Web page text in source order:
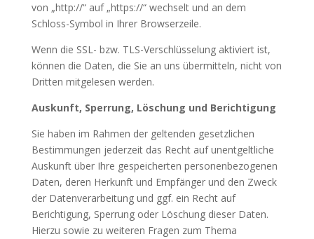
von „http://“ auf „https://“ wechselt und an dem
Schloss-Symbol in Ihrer Browserzeile.
Wenn die SSL- bzw. TLS-Verschlüsselung aktiviert ist,
können die Daten, die Sie an uns übermitteln, nicht von
Dritten mitgelesen werden.
Auskunft, Sperrung, Löschung und Berichtigung
Sie haben im Rahmen der geltenden gesetzlichen
Bestimmungen jederzeit das Recht auf unentgeltliche
Auskunft über Ihre gespeicherten personenbezogenen
Daten, deren Herkunft und Empfänger und den Zweck
der Datenverarbeitung und ggf. ein Recht auf
Berichtigung, Sperrung oder Löschung dieser Daten.
Hierzu sowie zu weiteren Fragen zum Thema